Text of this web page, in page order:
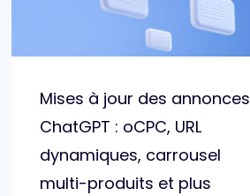
Mises à jour des annonces
ChatGPT : oCPC, URL
dynamiques, carrousel
multi-produits et plus